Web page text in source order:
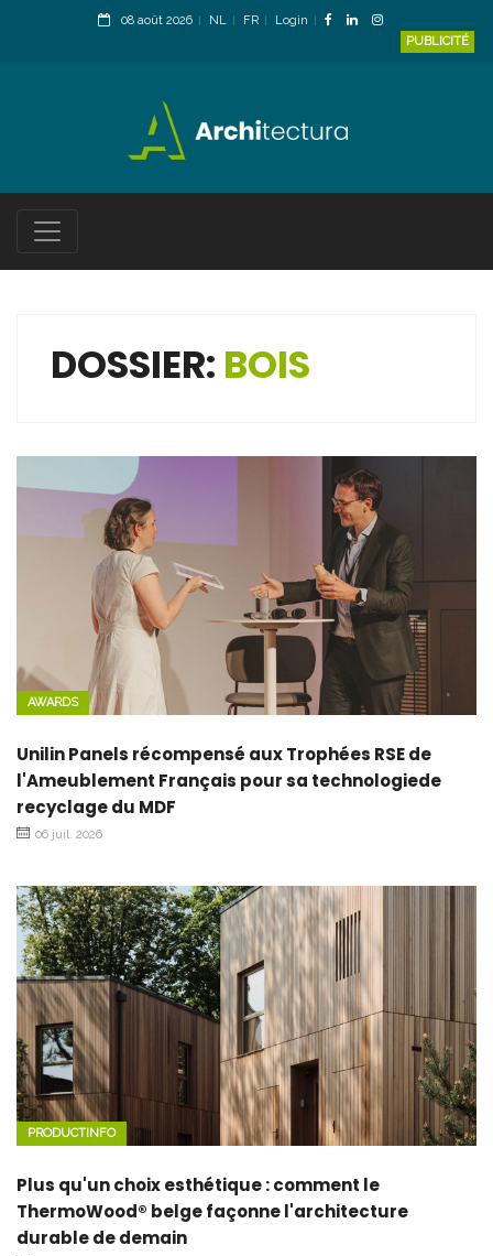
08 août 2026 NL FR
Login
PUBLICITÉ
DOSSIER: BOIS
AWARDS
Unilin Panels récompensé aux Trophées RSE de
l'Ameublement Français pour sa technologiede
recyclage du MDF
06 juil. 2026
PRODUCTINFO
Plus qu'un choix esthétique : comment le
ThermoWood® belge façonne l'architecture
durable de demain